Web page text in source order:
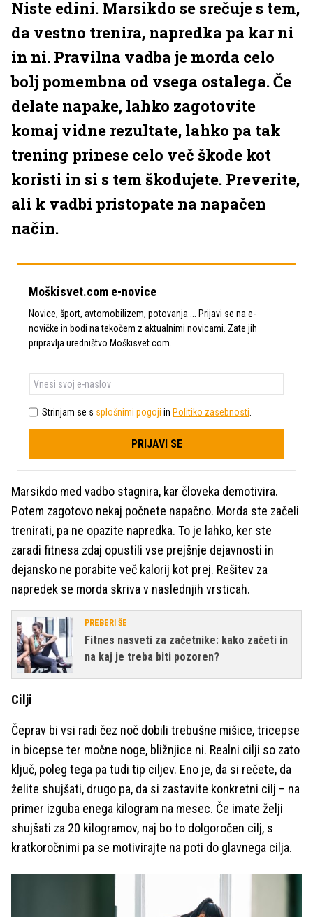
Niste edini. Marsikdo se srečuje s tem,
da vestno trenira, napredka pa kar ni
in ni. Pravilna vadba je morda celo
bolj pomembna od vsega ostalega. Če
delate napake, lahko zagotovite
komaj vidne rezultate, lahko pa tak
trening prinese celo več škode kot
koristi in si s tem škodujete. Preverite,
ali k vadbi pristopate na napačen
način.
Moškisvet.com e-novice
Novice, šport, avtomobilizem, potovanja ... Prijavi se na e-
novičke in bodi na tekočem z aktualnimi novicami. Zate jih
pripravlja uredništvo Moškisvet.com.
Strinjam se s splošnimi pogoji in Politiko zasebnosti
PRIJAVI SE
Marsikdo med vadbo stagnira, kar človeka demotivira.
Potem zagotovo nekaj počnete napačno. Morda ste začeli
trenirati, pa ne opazite napredka. To je lahko, ker ste
zaradi fitnesa zdaj opustili vse prejšnje dejavnosti in
dejansko ne porabite več kalorij kot prej. Rešitev za
napredek se morda skriva v naslednjih vrsticah.
PREBERI ŠE
Fitnes nasveti za začetnike: kako začeti in
na kaj je treba biti pozoren?
Cilji
Čeprav bi vsi radi čez noč dobili trebušne mišice, tricepse
in bicepse ter močne noge, bližnjice ni. Realni cilji so zato
ključ, poleg tega pa tudi tip ciljev. Eno je, da si rečete, da
želite shujšati, drugo pa, da si zastavite konkretni cilj – na
primer izguba enega kilogram na mesec. Če imate želji
shujšati za 20 kilogramov, naj bo to dolgoročen cilj, s
kratkoročnimi pa se motivirajte na poti do glavnega cilja.